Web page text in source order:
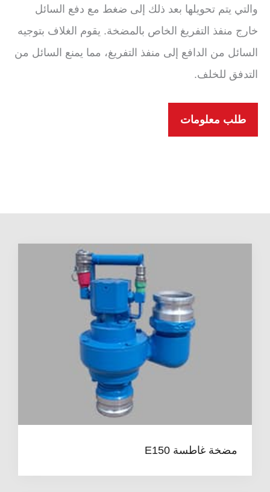
والتي يتم تحويلها بعد ذلك إلى ضغط مع دفع السائل
خارج منفذ التفريغ الخاص بالمضخة. يقوم الغلاف بتوجيه
السائل من الدافع إلى منفذ التفريغ، مما يمنع السائل من
التدفق للخلف.
طلب معلومات
مضخة غاطسة E150